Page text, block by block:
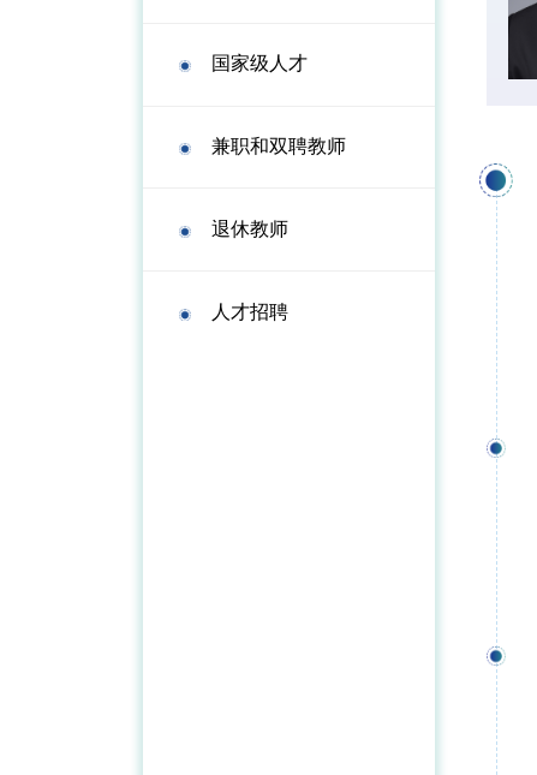
国家级人才
兼职和双聘教师
退休教师
人才招聘